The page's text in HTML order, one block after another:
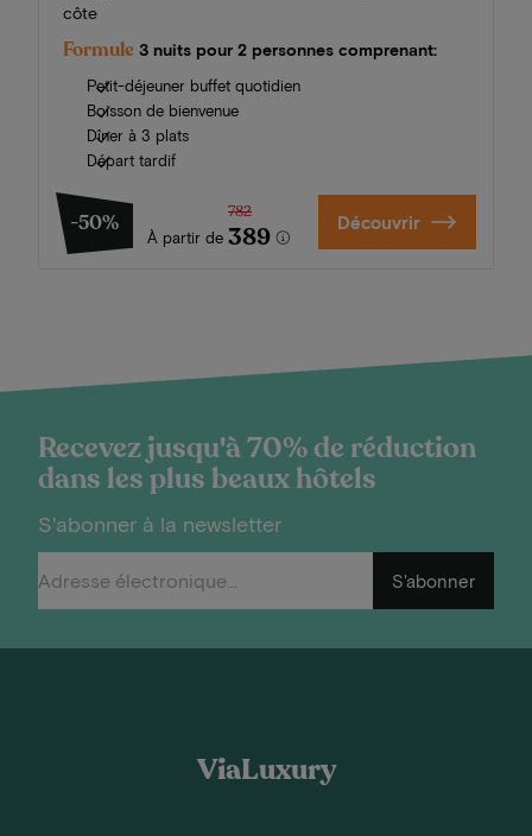
côte
Formule 3 nuits pour 2 personnes comprenant:
Petit-déjeuner buffet quotidien
Boisson de bienvenue
Dîner à 3 plats
Départ tardif
-50%
À partir de
782
389 Découvrir
Recevez jusqu'à 70% de réduction
dans les plus beaux hôtels
S'abonner à la newsletter
S'abonner
ViaLuxury